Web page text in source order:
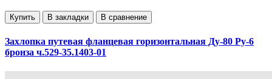
Купить В закладки В сравнение
Захлопка путевая фланцевая горизонтальная Ду-80 Ру-6
бронза ч.529-35.1403-01